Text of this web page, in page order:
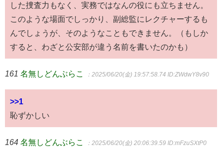
した捜査力もなく、実務ではなんの役にも立ちません。
このような場面でしっかり、副総監にレクチャーするも
んでしょうが、そのようなこともできません。（もしか
すると、わざと公安部が違う名前を書いたのかも）
161 名無しどんぶらこ ：2025/06/20(金) 19:57:58.74 ID:ZWdwY8v90
>>1
恥ずかしい
164 名無しどんぶらこ ：2025/06/20(金) 20:06:39.59 ID:mFzuSXtP0